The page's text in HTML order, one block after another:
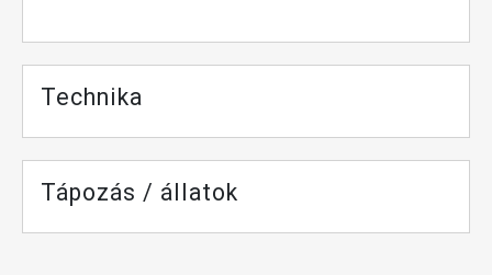
Technika
Tápozás / állatok